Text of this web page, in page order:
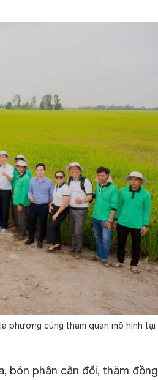
phương cùng tham quan mô hình tại
bón phân cân đối, thăm đồng